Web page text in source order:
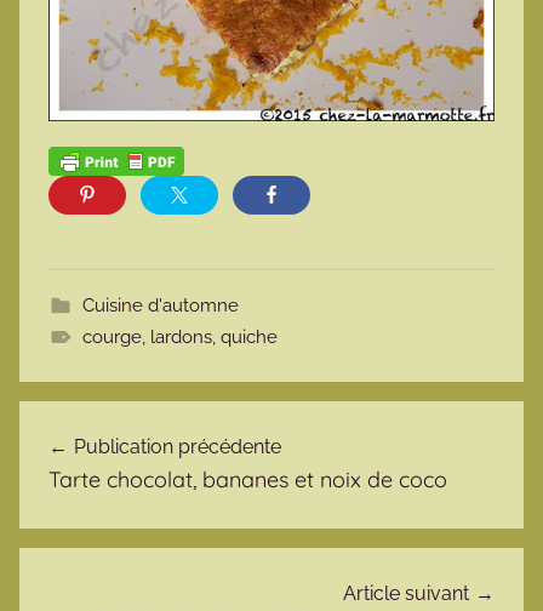
Cuisine d'automne
courge, lardons, quiche
Publication précédente
Tarte chocolat, bananes et noix de coco
Article suivant